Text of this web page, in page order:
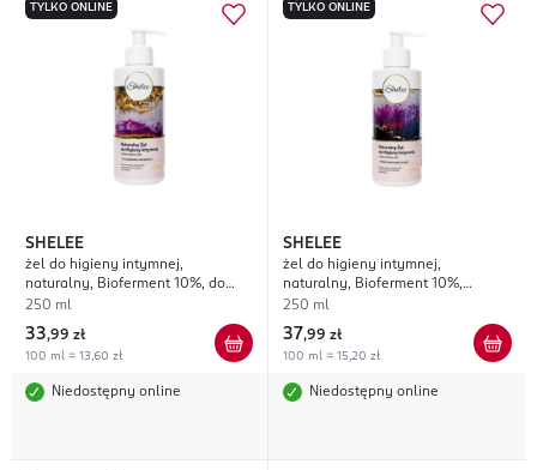
TYLKO ONLINE
SHELEE
żel do higieny intymnej,
naturalny, Bioferment 10%, do
codziennej pielęgnacji
250 ml
33,99 zł
100 ml = 13,60 zł
Niedostępny online
TYLKO ONLINE
SHELEE
żel do higieny intymnej,
naturalny, Bioferment 10%,
intensywnie nawilżający
250 ml
37,99 zł
100 ml = 15,20 zł
Niedostępny online